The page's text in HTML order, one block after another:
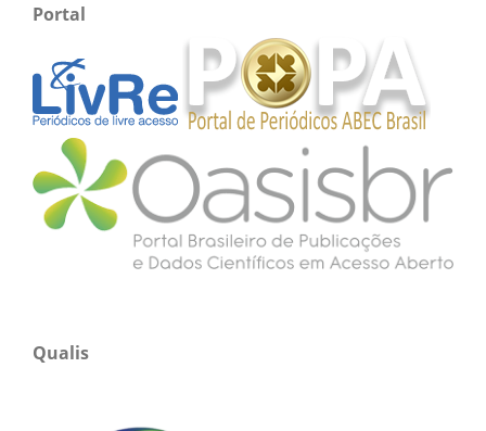
Portal
Qualis